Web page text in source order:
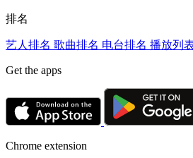
排名
艺人排名 歌曲排名 电台排名 播放列
Get the apps
Chrome extension